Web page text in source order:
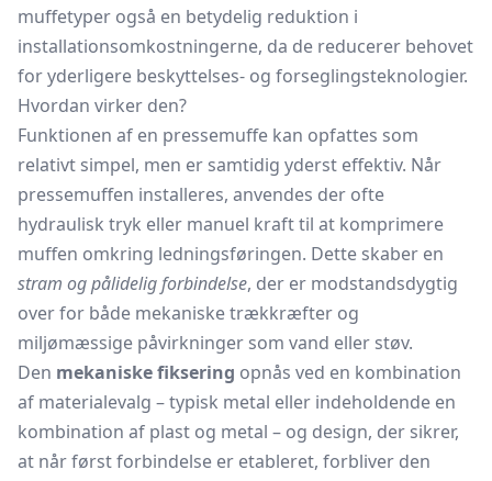
muffetyper også en betydelig reduktion i
installationsomkostningerne, da de reducerer behovet
for yderligere beskyttelses- og forseglingsteknologier.
Hvordan virker den?
Funktionen af en pressemuffe kan opfattes som
relativt simpel, men er samtidig yderst effektiv. Når
pressemuffen installeres, anvendes der ofte
hydraulisk tryk eller manuel kraft til at komprimere
muffen omkring ledningsføringen. Dette skaber en
stram og pålidelig forbindelse, der er modstandsdygtig
over for både mekaniske trækkræfter og
miljømæssige påvirkninger som vand eller støv.
Den mekaniske fiksering opnås ved en kombination
af materialevalg – typisk metal eller indeholdende en
kombination af plast og metal – og design, der sikrer,
at når først forbindelse er etableret, forbliver den